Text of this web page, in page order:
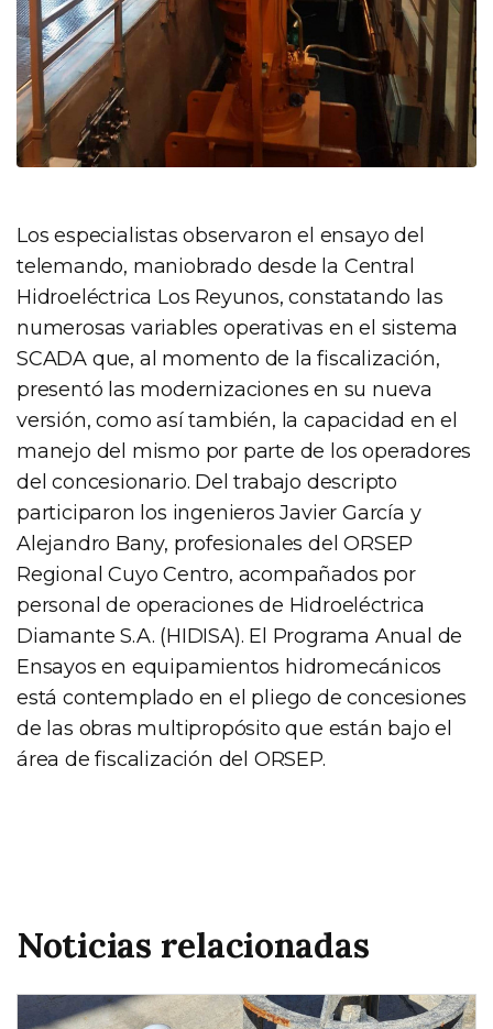
Los especialistas observaron el ensayo del
telemando, maniobrado desde la Central
Hidroeléctrica Los Reyunos, constatando las
numerosas variables operativas en el sistema
SCADA que, al momento de la fiscalización,
presentó las modernizaciones en su nueva
versión, como así también, la capacidad en el
manejo del mismo por parte de los operadores
del concesionario. Del trabajo descripto
participaron los ingenieros Javier García y
Alejandro Bany, profesionales del ORSEP
Regional Cuyo Centro, acompañados por
personal de operaciones de Hidroeléctrica
Diamante S.A. (HIDISA). El Programa Anual de
Ensayos en equipamientos hidromecánicos
está contemplado en el pliego de concesiones
de las obras multipropósito que están bajo el
área de fiscalización del ORSEP.
Noticias relacionadas